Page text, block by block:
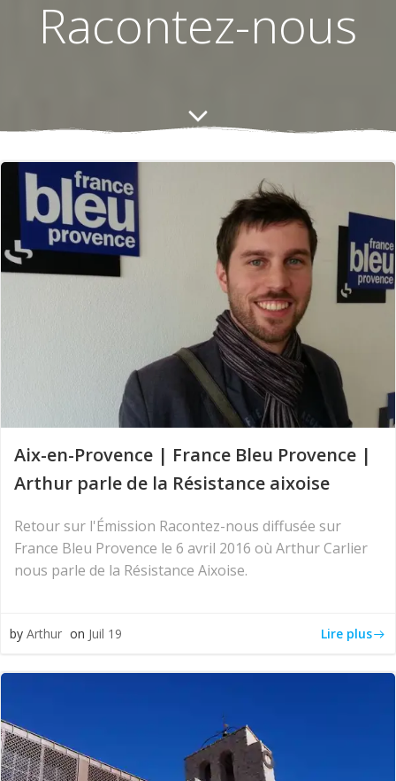
Racontez-nous
Aix-en-Provence | France Bleu Provence |
Arthur parle de la Résistance aixoise
Retour sur l'Émission Racontez-nous diffusée sur
France Bleu Provence le 6 avril 2016 où Arthur Carlier
nous parle de la Résistance Aixoise.
by Arthur on Juil 19 Lire plus